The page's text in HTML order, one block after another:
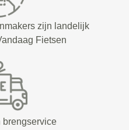
zijn landelijk
Fietsen
brengservice